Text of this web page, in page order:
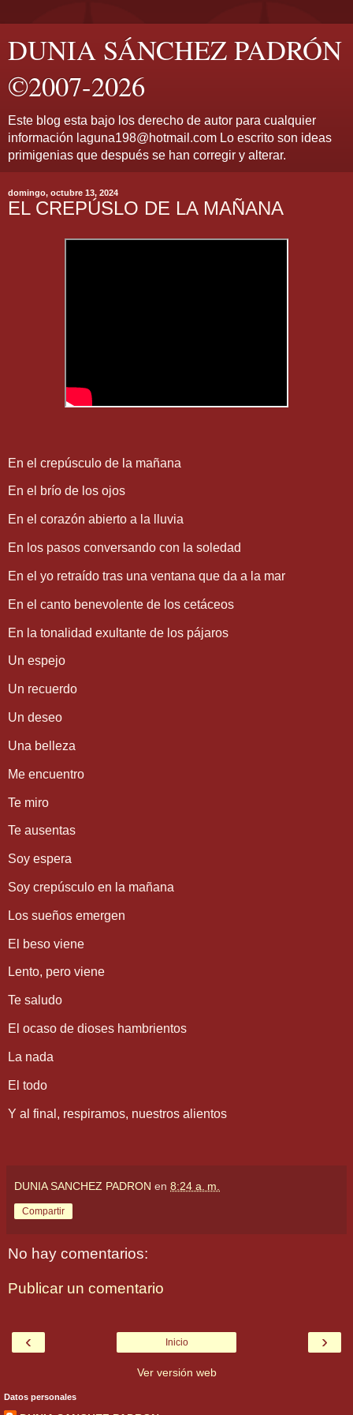
DUNIA SÁNCHEZ PADRÓN
©2007-2026
Este blog esta bajo los derecho de autor para cualquier
información laguna198@hotmail.com Lo escrito son ideas
primigenias que después se han corregir y alterar.
domingo, octubre 13, 2024
EL CREPÚSLO DE LA MAÑANA
En el crepúsculo de la mañana
En el brío de los ojos
En el corazón abierto a la lluvia
En los pasos conversando con la soledad
En el yo retraído tras una ventana que da a la mar
En el canto benevolente de los cetáceos
En la tonalidad exultante de los pájaros
Un espejo
Un recuerdo
Un deseo
Una belleza
Me encuentro
Te miro
Te ausentas
Soy espera
Soy crepúsculo en la mañana
Los sueños emergen
El beso viene
Lento, pero viene
Te saludo
El ocaso de dioses hambrientos
La nada
El todo
Y al final, respiramos, nuestros alientos
DUNIA SANCHEZ PADRON en 8:24 a. m.
Compartir
No hay comentarios:
Publicar un comentario
‹ ›
Inicio
Ver versión web
Datos personales